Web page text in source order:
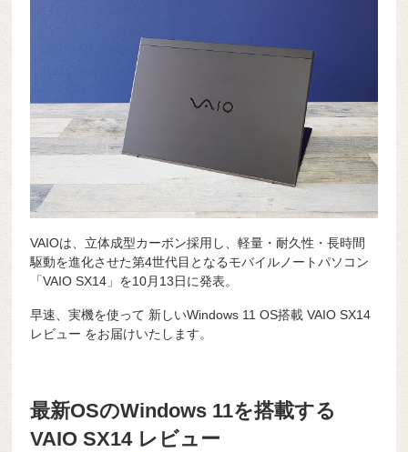
s
er
VAIOは、立体成型カーボン採用し、軽量・耐久性・長時間
駆動を進化させた第4世代目となるモバイルノートパソコン
「VAIO SX14」を10月13日に発表。
早速、実機を使って 新しいWindows 11 OS搭載 VAIO SX14
レビュー をお届けいたします。
最新OSのWindows 11を搭載する
VAIO SX14 レビュー